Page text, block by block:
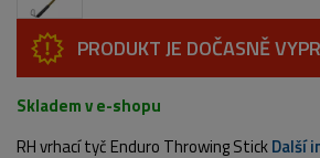
PRODUKT JE DOČASNĚ
Skladem v e-shopu
RH vrhací tyč Enduro Throwing StickDalší